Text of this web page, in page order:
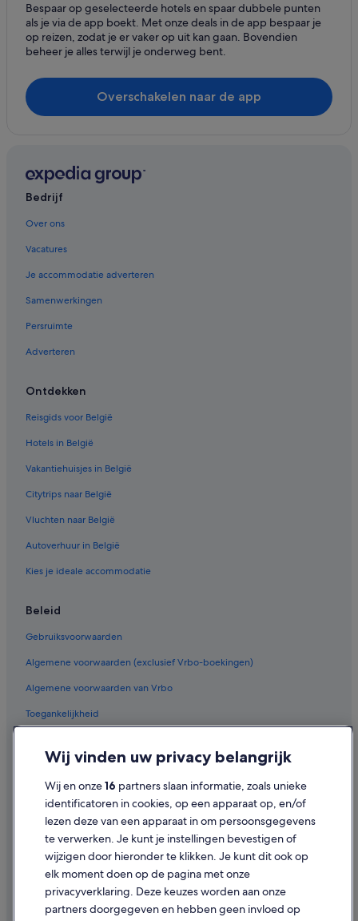
Bespaar op geselecteerde hotels en spaar dubbele punten
als je via de app boekt. Met onze deals in de app bespaar je
op reizen, zodat je er vaker op uit kan gaan. Bovendien
beheer je alles terwijl je onderweg bent.
Overschakelen naar de app
Bedrijf
Over ons
Vacatures
Je accommodatie adverteren
Samenwerkingen
Persruimte
Adverteren
Ontdekken
Reisgids voor België
Hotels in België
Vakantiehuisjes in België
Citytrips naar België
Vluchten naar België
Autoverhuur in België
Kies je ideale accommodatie
Beleid
Gebruiksvoorwaarden
Algemene voorwaarden (exclusief Vrbo-boekingen)
Algemene voorwaarden van Vrbo
Toegankelijkheid
Cookies
Juridische informatie/Contact
Inhoudsrichtlijnen en inhoud rapporteren
Hulp
Ondersteuning
Je boeking wijzigen of annuleren
Wij vinden uw privacy belangrijk
Wij en onze16 partners slaan informatie, zoals unieke
identificatoren in cookies, op een apparaat op, en/of
lezen deze van een apparaat in om persoonsgegevens
te verwerken. Je kunt je instellingen bevestigen of
wijzigen door hieronder te klikken. Je kunt dit ook op
elk moment doen op de pagina met onze
privacyverklaring. Deze keuzes worden aan onze
partners doorgegeven en hebben geen invloed op